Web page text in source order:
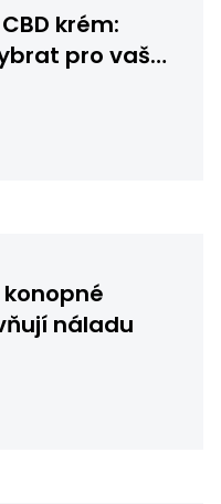
krém:
pro vaši
náladu